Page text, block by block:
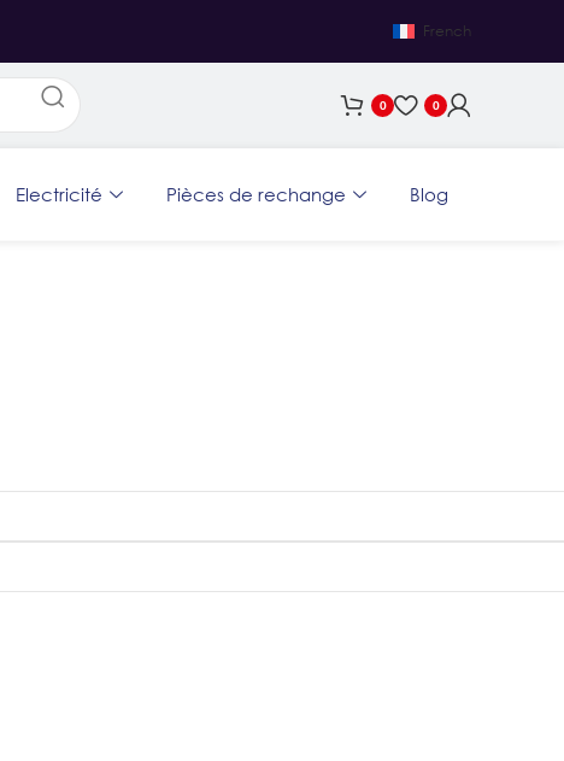
French
0 0
Electricité Pièces de rechange Blog